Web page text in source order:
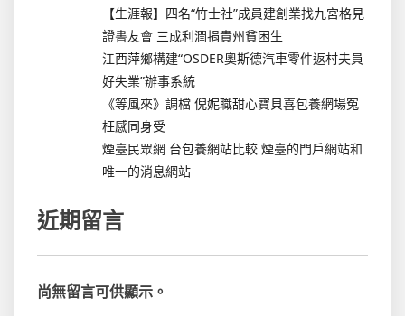
【生涯報】四名“竹士社”成員建創業找九宮格見
證書友會 三成利潤捐貴州貧困生
江西萍鄉構建“OSDER奧斯德汽車零件返村夫員
好失業”辦事系統
《等風來》調檔 倪妮職甜心寶貝喜包養網場冤
枉感同身受
煙臺民眾網 台包養網站比較 煙臺的門戶網站和
唯一的消息網站
近期留言
尚無留言可供顯示。